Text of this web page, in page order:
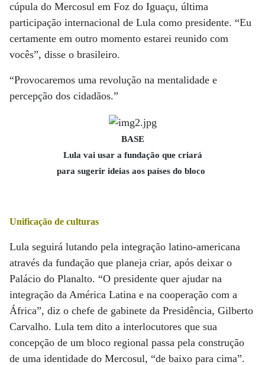
cúpula do Mercosul em Foz do Iguaçu, última
participação internacional de Lula como presidente. “Eu
certamente em outro momento estarei reunido com
vocês”, disse o brasileiro.
“Provocaremos uma revolução na mentalidade e
percepção dos cidadãos.”
BASE
Lula vai usar a fundação que criará
para sugerir ideias aos países do bloco
Unificação de culturas
Lula seguirá lutando pela integração latino-americana
através da fundação que planeja criar, após deixar o
Palácio do Planalto. “O presidente quer ajudar na
integração da América Latina e na cooperação com a
África”, diz o chefe de gabinete da Presidência, Gilberto
Carvalho. Lula tem dito a interlocutores que sua
concepção de um bloco regional passa pela construção
de uma identidade do Mercosul, “de baixo para cima”.